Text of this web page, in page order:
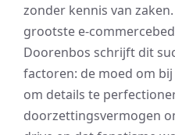
zonder kennis van
grootste e-
Doorenbos schrijft dit
factoren: de moed om
om details te
doorzettingsvermogen